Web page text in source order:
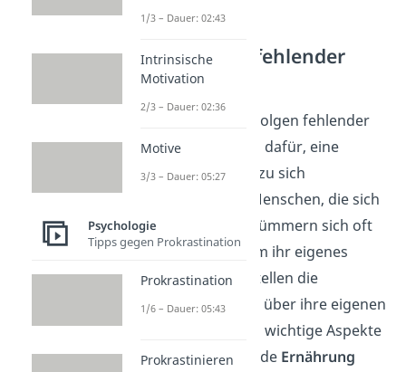
Nachteile von fehlender
Selbstliebe
Auch die negativen Folgen fehlender
Selbstliebe sprechen dafür, eine
gesunde Beziehung zu sich
aufzubauen. Denn Menschen, die sich
selbst nicht lieben, kümmern sich oft
nicht ausreichend um ihr eigenes
Wohlbefinden. Sie stellen die
Bedürfnisse anderer über ihre eigenen
und vernachlässigen wichtige Aspekte
wieErholung, gesunde Ernährung
1/3 – Dauer: 02:43
Intrinsische
Motivation
2/3 – Dauer: 02:36
Motive
3/3 – Dauer: 05:27
Psychologie
Tipps gegen Prokrastination
Prokrastination
1/6 – Dauer: 05:43
Prokrastinieren